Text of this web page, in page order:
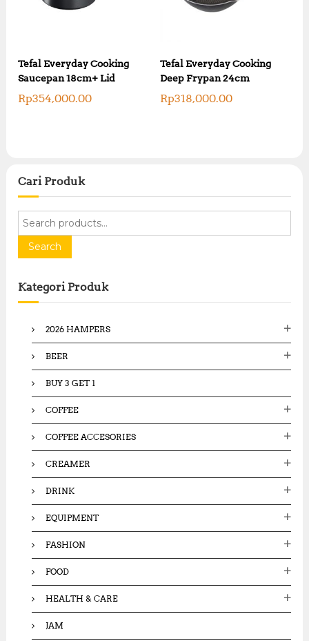
Tefal Everyday Cooking
Saucepan 18cm+ Lid
Rp354,000.00
Tefal Everyday Cooking
Deep Frypan 24cm
Rp318,000.00
Cari Produk
r
h
f
Search
Kategori Produk
2026 HAMPERS
BEER
BUY 3 GET 1
COFFEE
COFFEE ACCESORIES
CREAMER
DRINK
EQUIPMENT
FASHION
FOOD
HEALTH & CARE
JAM